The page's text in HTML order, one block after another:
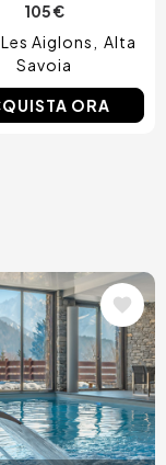
105 €
Aiglons
Alta
Savoia
ORA